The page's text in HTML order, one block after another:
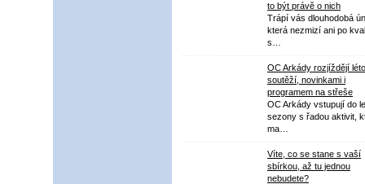
to být právě o nich
Trápí vás dlouhodobá
která nezmizí ani po
s…
OC Arkády rozjíždějí léto
soutěží, novinkami i
programem na střeše
OC Arkády vstupují do
sezony s řadou aktivit,
ma…
Víte, co se stane s vaší
sbírkou, až tu jednou
nebudete?